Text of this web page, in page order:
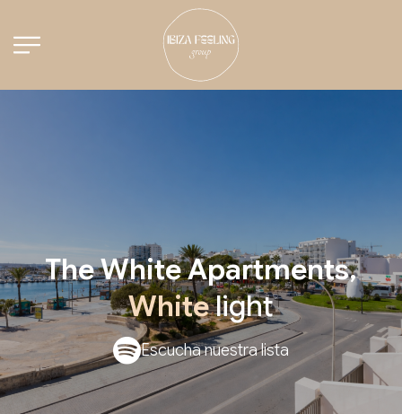
The White Apartments,
Whitelight
Escucha nuestra lista